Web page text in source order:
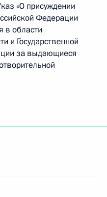
«О присуждении
Федерации
в области
и Государственной
за выдающиеся